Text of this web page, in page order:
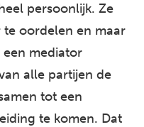
persoonlijk. Ze
oordelen en maar
een mediator
alle partijen de
tot een
te komen. Dat